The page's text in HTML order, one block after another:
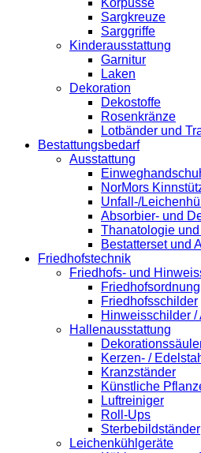
Korpusse
Sargkreuze
Sarggriffe
Kinderausstattung
Garnitur
Laken
Dekoration
Dekostoffe
Rosenkränze
Lotbänder und
Bestattungsbedarf
Ausstattung
NorMors
Unfall-/
Absorbier- und
Thanatologie
Bestatterset und
Friedhofstechnik
Friedhofs- und
Friedhofsordnung
Friedhofsschilder
Hinweisschilder /
Hallenausstattung
Kerzen- /
Kranzständer
Künstliche
Luftreiniger
Roll-Ups
Sterbebildständer
Leichenkühlgeräte